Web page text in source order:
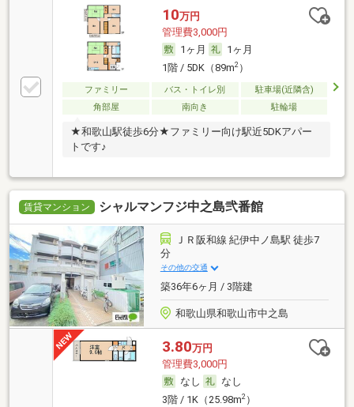
10万円
管理費3,000円
1ヶ月
1ヶ月
1階 / 5DK（89m2）
ファミリー バス・トイレ別
駐車場(近隣含)
角部屋
南向き 駐輪場
★和歌山駅徒歩6分★ファミリー向け駅近5DKアパー
トです♪
賃貸マンション シャルマンフジ中之島弐番館
ＪＲ阪和線 紀伊中ノ島駅 徒歩7
分
その他の交通
築36年6ヶ月 / 3階建
和歌山県和歌山市中之島
3.80万円
管理費3,000円
なし
なし
3階 / 1K（25.98m2）